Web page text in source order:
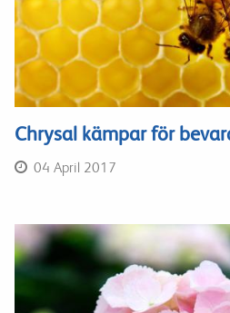
Chrysal kämpar för
04 April 2017